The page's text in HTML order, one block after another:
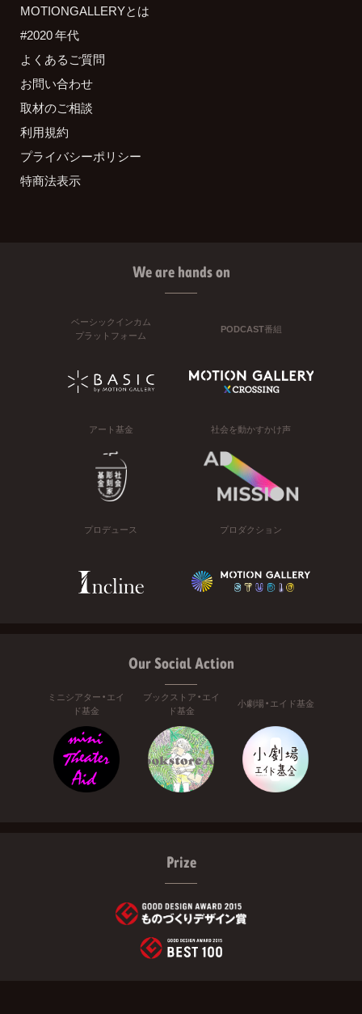
MOTIONGALLERYとは
#2020 年代
よくあるご質問
お問い合わせ
取材のご相談
利用規約
プライバシーポリシー
特商法表示
We are hands on
ベーシックインカム
プラットフォーム
PODCAST番組
アート基金 社会を動かすかけ声
プロデュース プロダクション
Our Social Action
ミニシアター・エイ
ド基金
ブックストア・エイ
ド基金
小劇場・エイド基金
Prize